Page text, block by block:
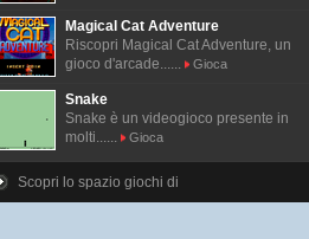
Magical Cat Adventure
Riscopri Magical Cat Adventure, un
gioco d'arcade......
Gioca
Snake
Snake è un videogioco presente in
molti......
Gioca
Scopri lo spazio giochi di